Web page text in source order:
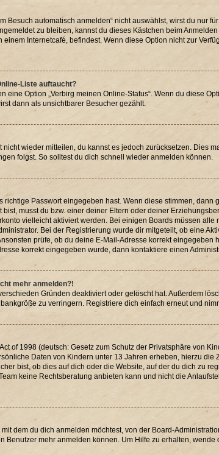
Besuch automatisch anmelden“ nicht auswählst, wirst du nur
zu bleiben, kannst du dieses Kästchen beim
Internetcafé, befindest. Wenn diese Option nicht zur
Liste auftaucht?
eine Option „Verbirg meinen Online-Status“. Wenn du diese
dann als unsichtbarer Besucher gezählt.
wieder mitteilen, du kannst es jedoch zurücksetzen. Dies
folgst. So solltest du dich schnell wieder anmelden können.
Passwort eingegeben hast. Wenn diese stimmen,
musst du bzw. einer deiner Eltern oder deiner
vielleicht aktiviert werden. Bei einigen Boards müssen
Bei der Registrierung wurde dir mitgeteilt, ob eine
prüfe, ob du deine E-Mail-Adresse korrekt eingegeben
korrekt eingegeben wurde, dann kontaktiere einen
mehr anmelden?!
Gründen deaktiviert oder gelöscht hat. Außerdem
zu verringern. Registriere dich einfach erneut und
of 1998 (deutsch: Gesetz zum Schutz der Privatsphäre von
Daten von Kindern unter 13 Jahren erheben, hierzu
bist, ob dies auf dich oder die Website, auf der du dich zu
keine Rechtsberatung anbieten kann und nicht die
dem du dich anmelden möchtest, von der Board-
Benutzer mehr anmelden können. Um Hilfe zu erhalten,